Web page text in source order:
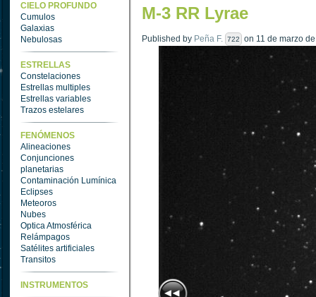
CIELO PROFUNDO
Cumulos
Galaxias
Nebulosas
ESTRELLAS
Constelaciones
Estrellas multiples
Estrellas variables
Trazos estelares
FENÓMENOS
Alineaciones
Conjunciones
planetarias
Contaminación Lumínica
Eclipses
Meteoros
Nubes
Optica Atmosférica
Relámpagos
Satélites artificiales
Transitos
INSTRUMENTOS
M-3 RR Lyrae
Published by Peña F. 722 on 11 de marzo